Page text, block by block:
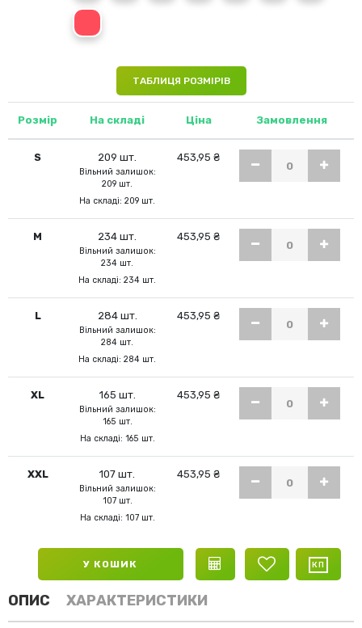
Bright Salmon
ТАБЛИЦЯ РОЗМІРІВ
Розмір На складі Ціна Замовлення
S 209 шт.
Вільний залишок:
209 шт.
На складі: 209 шт.
453,95 ₴
M 234 шт.
Вільний залишок:
234 шт.
На складі: 234 шт.
453,95 ₴
L 284 шт.
Вільний залишок:
284 шт.
На складі: 284 шт.
453,95 ₴
XL 165 шт.
Вільний залишок:
165 шт.
На складі: 165 шт.
453,95 ₴
XXL 107 шт.
Вільний залишок:
107 шт.
На складі: 107 шт.
453,95 ₴
У КОШИК
ОПИС ХАРАКТЕРИСТИКИ